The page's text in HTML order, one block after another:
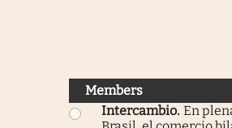
Members
Intercambio. En